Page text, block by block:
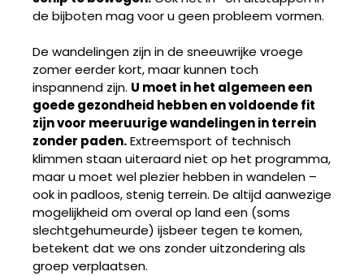
de bijboten mag voor u geen probleem vormen.
De wandelingen zijn in de sneeuwrijke vroege
zomer eerder kort, maar kunnen toch
inspannend zijn. U moet in het algemeen een
goede gezondheid hebben en voldoende fit
zijn voor meeruurige wandelingen in terrein
zonder paden.Extreemsport of technisch
klimmen staan uiteraard niet op het programma,
maar u moet wel plezier hebben in wandelen –
ook in padloos, stenig terrein. De altijd aanwezige
mogelijkheid om overal op land een (soms
slechtgehumeurde) ijsbeer tegen te komen,
betekent dat we ons zonder uitzondering als
groep verplaatsen.